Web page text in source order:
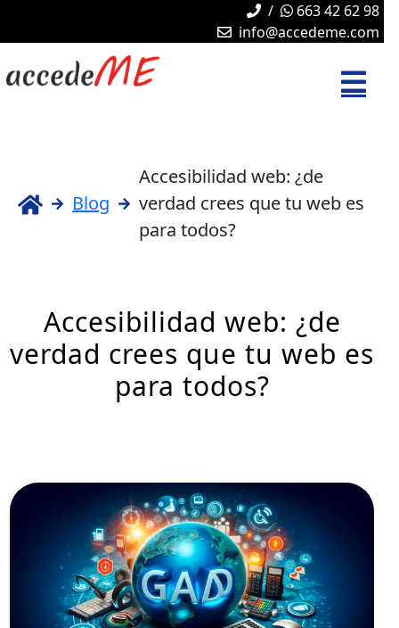
/
663 42 62 98
info@accedeme.com
Blog
Accesibilidad web: ¿de
verdad crees que tu web es
para todos?
Accesibilidad web: ¿de
verdad crees que tu web es
para todos?